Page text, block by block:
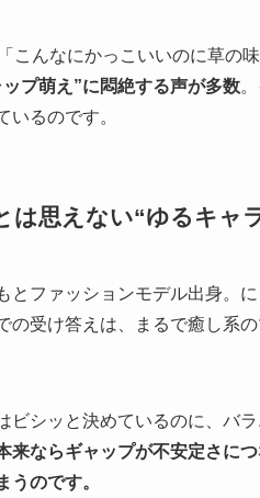
こんなにかっこいいのに草の
ップ萌え”に悶絶する声が多数
いるのです。
は思えない“ゆるキャ
とファッションモデル出身。
の受け答えは、まるで癒し系
ビシッと決めているのに、バ
来ならギャップが不安定さに
うのです。